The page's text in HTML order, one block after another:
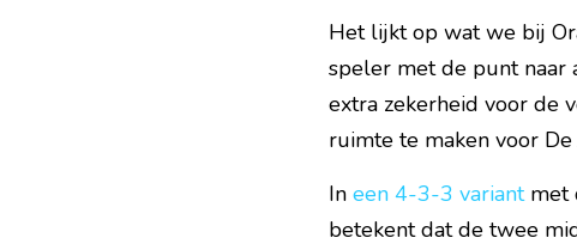
Het lijkt op wat we bij
speler met de punt naar
extra zekerheid voor de
ruimte te maken voor
In een 4-3-3 variant met
betekent dat de twee